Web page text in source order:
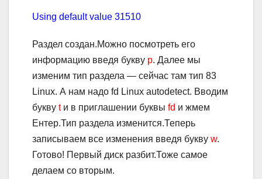
Using default value 31510
Раздел создан.Можно посмотреть его
информацию введя букву p. Далее мы
изменим тип раздела — сейчас там тип 83
Linux. А нам надо fd Linux autodetect. Вводим
букву tи в приглашении буквы fd и жмем
Ентер.Тип раздела изменится.Теперь
записываем все изменения введя букву w.
Готово! Первый диск разбит.Тоже самое
делаем со вторым.